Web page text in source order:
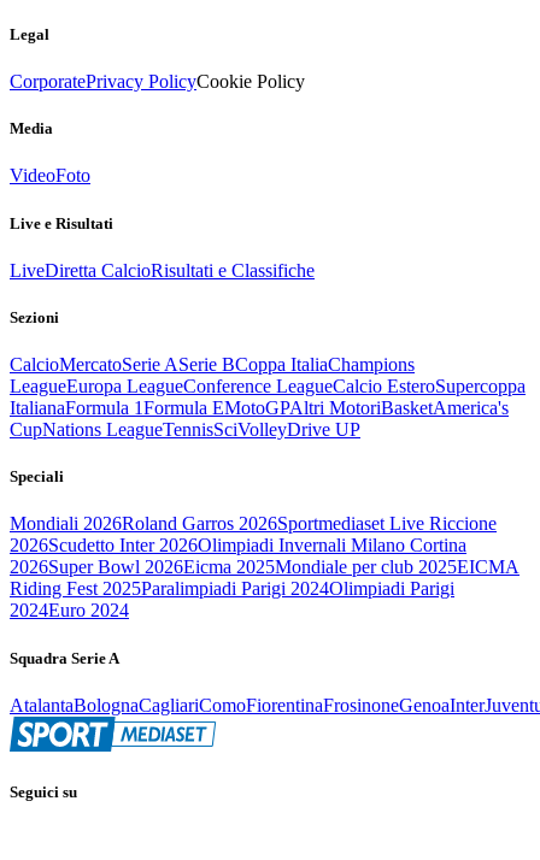
Legal
CorporatePrivacy PolicyCookie Policy
Media
VideoFoto
Live e Risultati
LiveDiretta CalcioRisultati e Classifiche
Sezioni
CalcioMercatoSerie ASerie BCoppa ItaliaChampions
LeagueEuropa LeagueConference LeagueCalcio EsteroSupercoppa
ItalianaFormula 1Formula EMotoGPAltri MotoriBasketAmerica's
CupNations LeagueTennisSciVolleyDrive UP
Speciali
Mondiali 2026Roland Garros 2026Sportmediaset Live Riccione
2026Scudetto Inter 2026Olimpiadi Invernali Milano Cortina
2026Super Bowl 2026Eicma 2025Mondiale per club 2025EICMA
Riding Fest 2025Paralimpiadi Parigi 2024Olimpiadi Parigi
2024Euro 2024
Squadra Serie A
AtalantaBolognaCagliariComoFiorentinaFrosinoneGenoaInter
Seguici su